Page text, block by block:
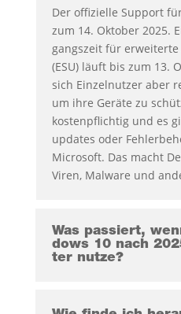
Der offi­zi­el­le Sup­port
zum 14. Okto­ber 2025.
gangs­zeit für
(ESU) läuft bis zum 13.
sich Ein­zel­nut­zer aber
um ihre Gerä­te zu
kos­ten­pflich­tig und es
up­dates oder
Micro­soft. Das macht
Viren, Mal­wa­re und
Was pas­siert,
dows 10 nach
ter nutze?